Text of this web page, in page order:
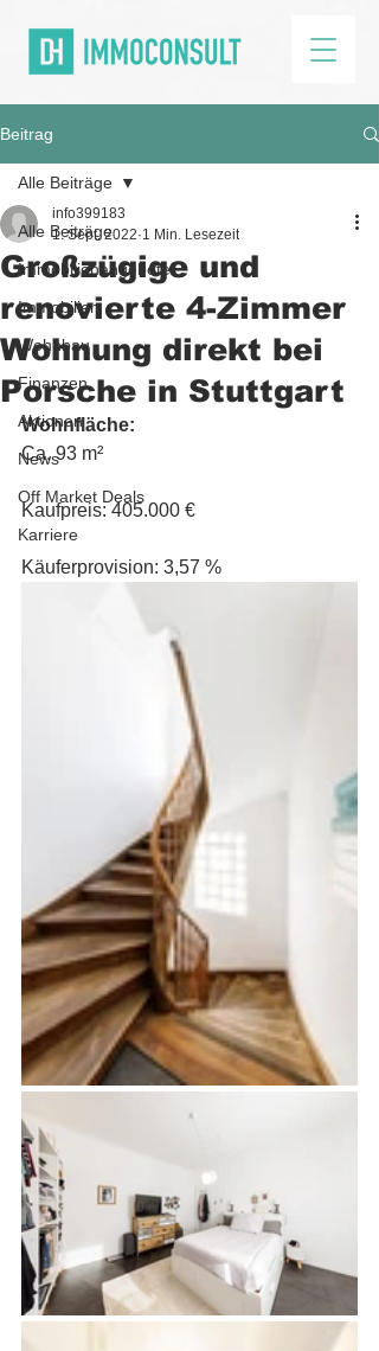
Beitrag
Alle Beiträge
Immobilienangebote
Immobilien
Wohnbau
Finanzen
Aktionen
News
Off Market Deals
Karriere
Alle Beiträge
Großzügige und
renovierte 4-Zimmer
Wohnung direkt bei
Porsche in Stuttgart
info399183
1. Sept. 2022 1 Min. Lesezeit
Wohnfläche:
Ca. 93 m²
Kaufpreis: 405.000 €
Käuferprovision: 3,57 %